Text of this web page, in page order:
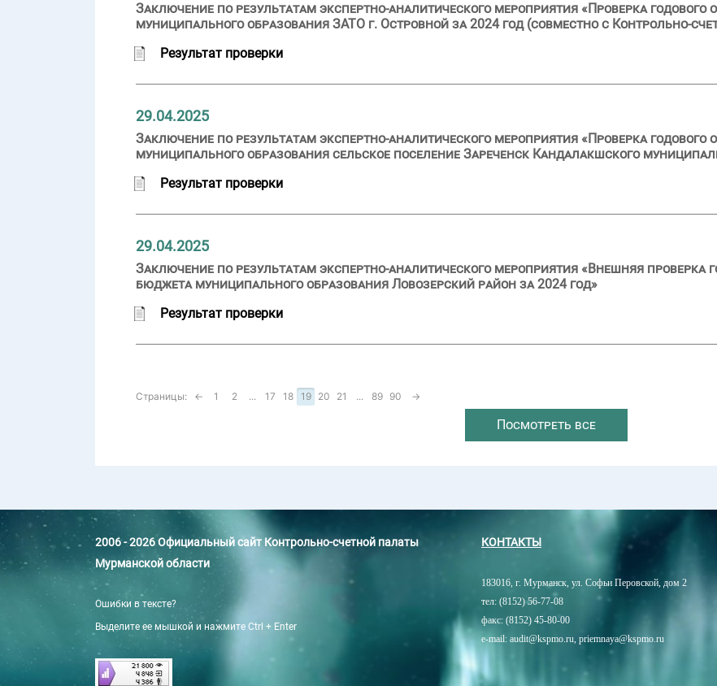
Заключение по результатам экспертно-аналитического мероприятия «Проверка
муниципального образования ЗАТО г. Островной за 2024 год (совместно с Контрольно-
Результат проверки
29.04.2025
Заключение по результатам экспертно-аналитического мероприятия «Проверка
муниципального образования сельское поселение Зареченск Кандалакшского
Результат проверки
29.04.2025
Заключение по результатам экспертно-аналитического мероприятия «Внешняя проверка
бюджета муниципального образования Ловозерский район за 2024 год»
Результат проверки
Страницы: ← 1 2 ... 17 18 19 20 21 ... 89 90 →
Посмотреть все
2006 - 2026 Официальный сайт Контрольно-счетной палаты
Мурманской области
Ошибки в тексте?
Выделите ее мышкой и нажмите Ctrl + Enter
КОНТАКТЫ
183016, г. Мурманск, ул. Софьи Перовской, дом 2
тел: (8152) 56-77-08
факс: (8152) 45-80-00
e-mail: audit@kspmo.ru, priemnaya@kspmo.ru